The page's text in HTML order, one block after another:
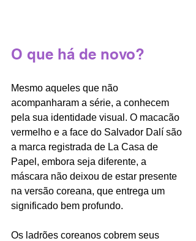
O que há de novo?
Mesmo aqueles que não
acompanharam a série, a conhecem
pela sua identidade visual. O macacão
vermelho e a face do Salvador Dalí são
a marca registrada de La Casa de
Papel, embora seja diferente, a
máscara não deixou de estar presente
na versão coreana, que entrega um
significado bem profundo.
Os ladrões coreanos cobrem seus